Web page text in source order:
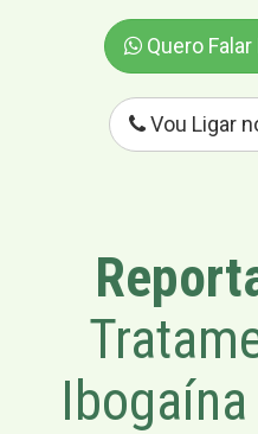
Quero
Vou Ligar